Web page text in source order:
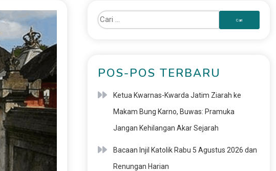
POS-POS TERBARU
Ketua Kwarnas-Kwarda Jatim Ziarah ke
Makam Bung Karno, Buwas: Pramuka
Jangan Kehilangan Akar Sejarah
Bacaan Injil Katolik Rabu 5 Agustus 2026 dan
Renungan Harian